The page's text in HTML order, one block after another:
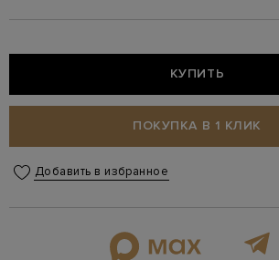
КУПИТЬ
ПОКУПКА В 1 КЛИК
Добавить в избранное